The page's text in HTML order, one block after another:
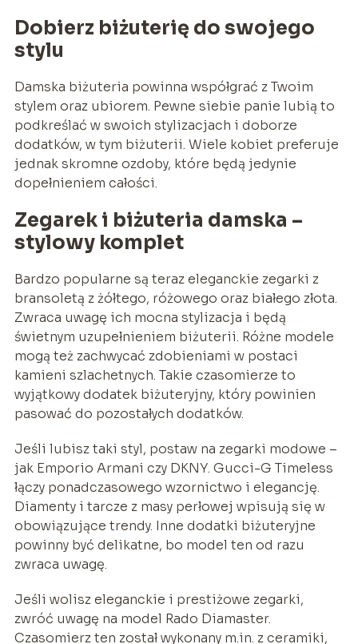
Dobierz biżuterię do swojego
stylu
Damska biżuteria powinna współgrać z Twoim
stylem oraz ubiorem. Pewne siebie panie lubią to
podkreślać w swoich stylizacjach i doborze
dodatków, w tym biżuterii. Wiele kobiet preferuje
jednak skromne ozdoby, które będą jedynie
dopełnieniem całości.
Zegarek i biżuteria damska –
stylowy komplet
Bardzo popularne są teraz eleganckie zegarki z
bransoletą z żółtego, różowego oraz białego złota.
Zwraca uwagę ich mocna stylizacja i będą
świetnym uzupełnieniem biżuterii. Różne modele
mogą też zachwycać zdobieniami w postaci
kamieni szlachetnych. Takie czasomierze to
wyjątkowy dodatek biżuteryjny, który powinien
pasować do pozostałych dodatków.
Jeśli lubisz taki styl, postaw na zegarki modowe –
jak Emporio Armani czy DKNY. Gucci-G Timeless
łączy ponadczasowego wzornictwo i elegancję.
Diamenty i tarcze z masy perłowej wpisują się w
obowiązujące trendy. Inne dodatki biżuteryjne
powinny być delikatne, bo model ten od razu
zwraca uwagę.
Jeśli wolisz eleganckie i prestiżowe zegarki,
zwróć uwagę na model Rado Diamaster.
Czasomierz ten został wykonany m.in. z ceramiki,